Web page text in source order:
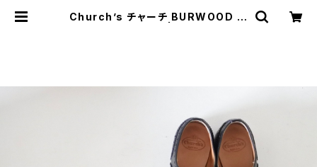
Church’s チャーチ BURWOOD バ